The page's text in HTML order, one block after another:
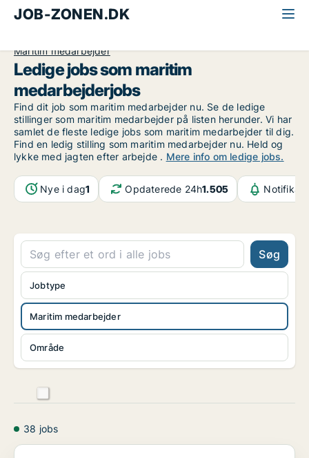
JOB-ZONEN.DK
Maritim medarbejder
Ledige jobs som maritim
medarbejderjobs
Find dit job som maritim medarbejder nu. Se de ledige
stillinger som maritim medarbejder på listen herunder. Vi har
samlet de fleste ledige jobs som maritim medarbejder til dig.
Find en ledig stilling som maritim medarbejder nu. Held og
lykke med jagten efter arbejde . Mere info om ledige jobs.
Nye i dag1 Opdaterede 24h1.505
Søg
Maritim medarbejder
Område
Jobtype
38 jobs
ServiceNow Platform Manager